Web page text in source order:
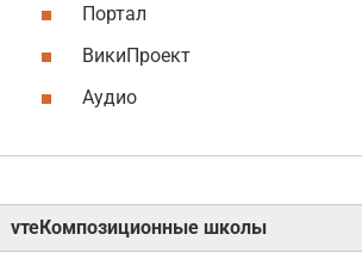
Портал
ВикиПроект
Аудио
vтеКомпозиционные школы